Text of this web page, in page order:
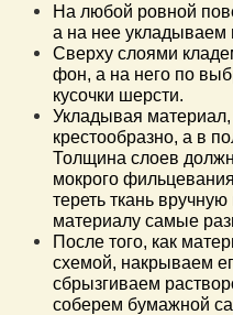
На любой ровной
а на нее укладываем
Сверху слоями
фон, а на него по
кусочки шерсти.
Укладывая
крестообразно, а в
Толщина слоев
мокрого
тереть ткань
материалу самые
После того, как
схемой, накрываем
сбрызгиваем
соберем бумажной